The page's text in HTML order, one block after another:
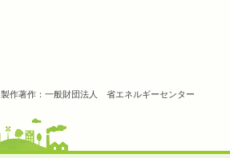
製作著作：一般財団法人 省エネルギーセンター